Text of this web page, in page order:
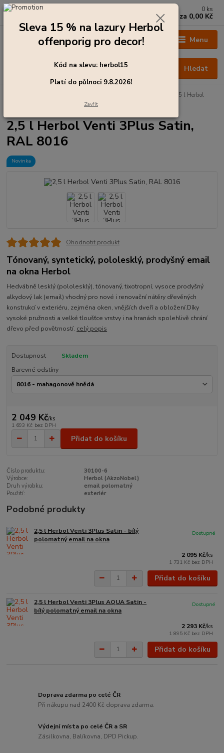
Menu
Hledat
+420 273 136 255
0 ks
za 0,00 Kč
2,5 l Herbol
2,5 l Herbol Venti 3Plus Satin,
RAL 8016
Novinka
Ohodnotit produkt
Tónovaný, syntetický, pololesklý, prodyšný email
na okna Herbol
Hedvábně lesklý (pololesklý), tónovaný, tixotropní, vysoce prodyšný
alkydový lak (email) vhodný pro nové i renovační nátěry dřevěných
konstrukcí v exteriéru, zejména oken, vnějších dveří a obložení.Díky
vysoké pružnosti a velké tloušťce vrstvy i na hranách spolehlivě chrání
dřevo před povětrností. celý popis
Dostupnost
Skladem
Barevné odstíny
2 049 Kč/ks
1 693 Kč bez DPH
Přidat do košíku
Číslo produktu:
30100-6
Výrobce:
Herbol (AkzoNobel)
Druh výrobku:
email polomatný
Použití:
exteriér
Podobné produkty
2,5 l Herbol Venti 3Plus Satin - bílý
polomatný email na okna
2 095 Kč/ks
1 731 Kč bez DPH
Dostupné
Přidat do košíku
2,5 l Herbol Venti 3Plus AQUA Satin -
bílý polomatný email na okna
2 293 Kč/ks
1 895 Kč bez DPH
Dostupné
Přidat do košíku
Doprava zdarma po celé ČR
Při nákupu nad 2400 Kč doprava zdarma.
Výdejní místa po celé ČR a SR
Zásilkovna, Balíkovna, DPD Pickup.
Sleva 15 % na lazury Herbol
offenporig pro decor!
Kód na slevu: herbol15
Platí do půlnoci 9.8.2026!
Zavřít